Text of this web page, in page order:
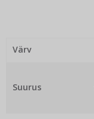
Värv
Suurus